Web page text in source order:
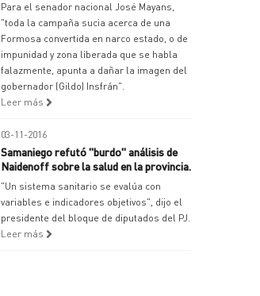
Para el senador nacional José Mayans,
"toda la campaña sucia acerca de una
Formosa convertida en narco estado, o de
impunidad y zona liberada que se habla
falazmente, apunta a dañar la imagen del
gobernador (Gildo) Insfrán".
Leer más
03-11-2016
Samaniego refutó "burdo" análisis de
Naidenoff sobre la salud en la provincia.
"Un sistema sanitario se evalúa con
variables e indicadores objetivos", dijo el
presidente del bloque de diputados del PJ.
Leer más